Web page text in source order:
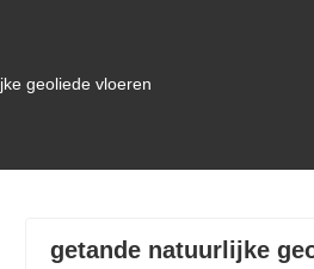
geoliede vloeren
getande natuurlijke